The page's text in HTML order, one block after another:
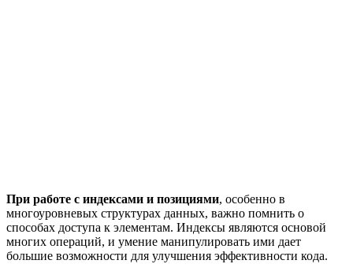
При работе с индексами и позициями, особенно в
многоуровневых структурах данных, важно помнить о
способах доступа к элементам. Индексы являются основой
многих операций, и умение манипулировать ими дает
большие возможности для улучшения эффективности кода.